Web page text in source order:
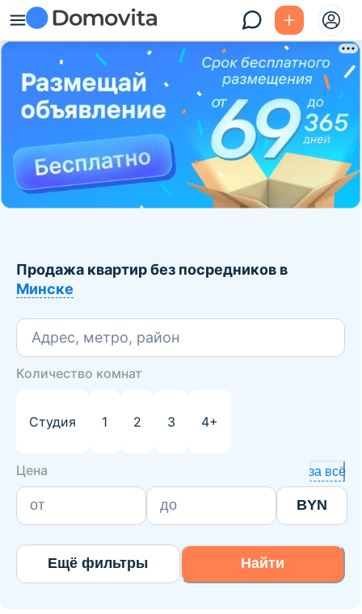
Продажа квартир без посредников в
Минске
Адрес, метро, район
Количество комнат
Студия 1 2 3 4+
Цена за всё
BYN
Ещё фильтры Найти